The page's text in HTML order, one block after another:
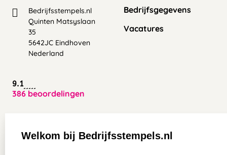
Bedrijfsstempels.nl
Quinten Matsyslaan
35
5642JC Eindhoven
Nederland
9.1
386 beoordelingen
Bedrijfsgegevens
Vacatures
Aanvraag op maat
Contact opnemen
Welkom bij Bedrijfsstempels.nl